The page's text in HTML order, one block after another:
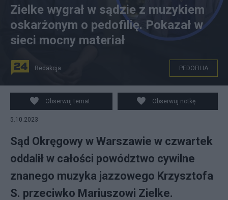
Zielke wygrał w sądzie z muzykiem
oskarżonym o pedofilię. Pokazał w
sieci mocny materiał
Redakcja PEDOFILIA
Obserwuj temat Obserwuj notkę
5.10.2023
Sąd Okręgowy w Warszawie w czwartek
oddalił w całości powództwo cywilne
znanego muzyka jazzowego Krzysztofa
S. przeciwko Mariuszowi Zielke.